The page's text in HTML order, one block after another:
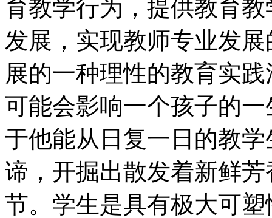
育教学行为，提供教育
发展，实现教师专业发
展的一种理性的教育实
可能会影响一个孩子的
于他能从日复一日的教
谛，开掘出散发着新鲜
节。学生是具有极大可